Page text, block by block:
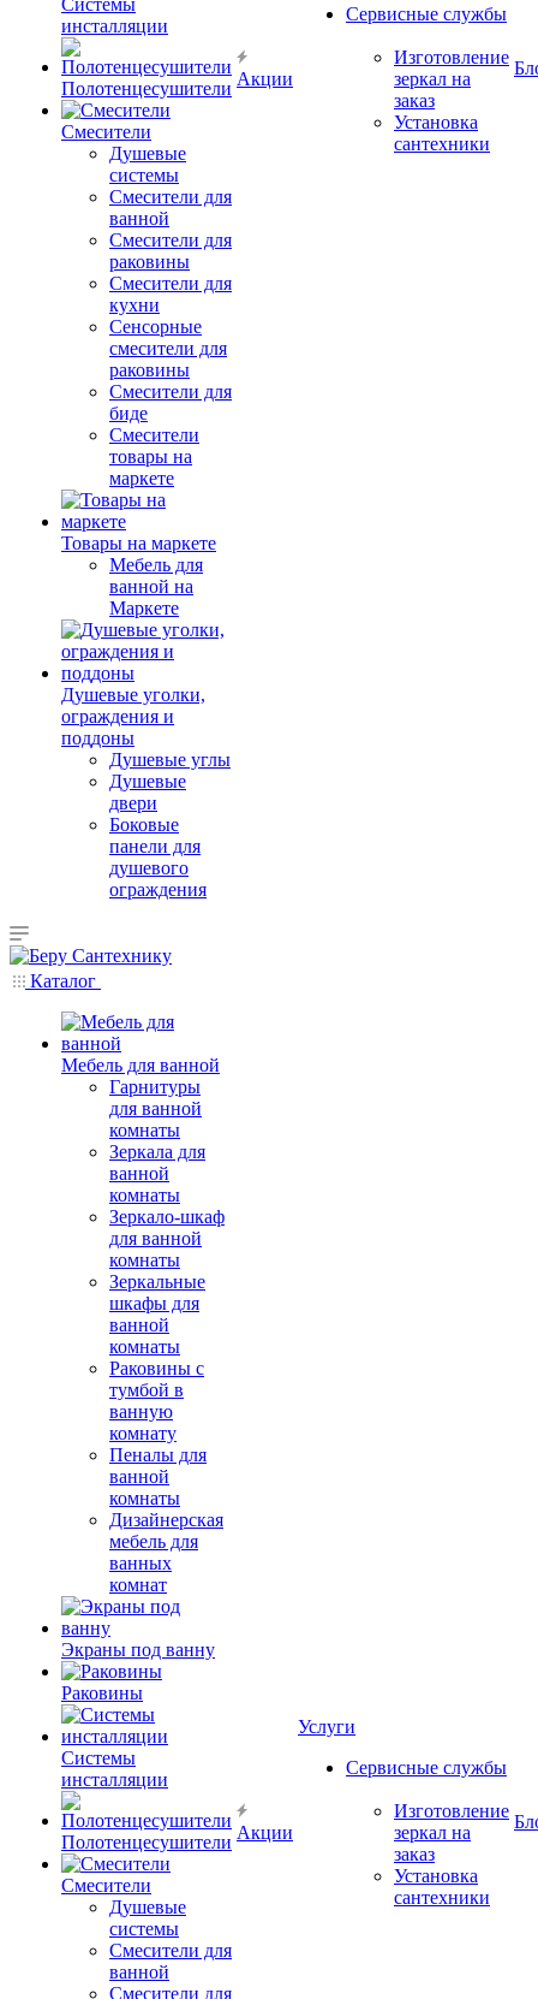
Системы
инсталляции
Полотенцесушители
Смесители
Душевые
системы
Смесители для
ванной
Смесители для
раковины
Смесители для
кухни
Сенсорные
смесители для
раковины
Смесители для
биде
Смесители
товары на
маркете
Товары на маркете
Мебель для
ванной на
Маркете
Душевые уголки,
ограждения и
поддоны
Душевые углы
Душевые
двери
Боковые
панели для
душевого
ограждения
Акции
Сервисные службы
Изготовление
зеркал на
заказ
Установка
сантехники
Каталог
Мебель для ванной
Гарнитуры
для ванной
комнаты
Зеркала для
ванной
комнаты
Зеркало-шкаф
для ванной
комнаты
Зеркальные
шкафы для
ванной
комнаты
Раковины с
тумбой в
ванную
комнату
Пеналы для
ванной
комнаты
Дизайнерская
мебель для
ванных
комнат
Экраны под ванну
Раковины
Системы
инсталляции
Полотенцесушители
Смесители
Душевые
системы
Смесители для
ванной
Смесители для
Акции
Услуги
Сервисные службы
Изготовление
зеркал на
заказ
Установка
сантехники